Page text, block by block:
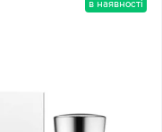
в наявності